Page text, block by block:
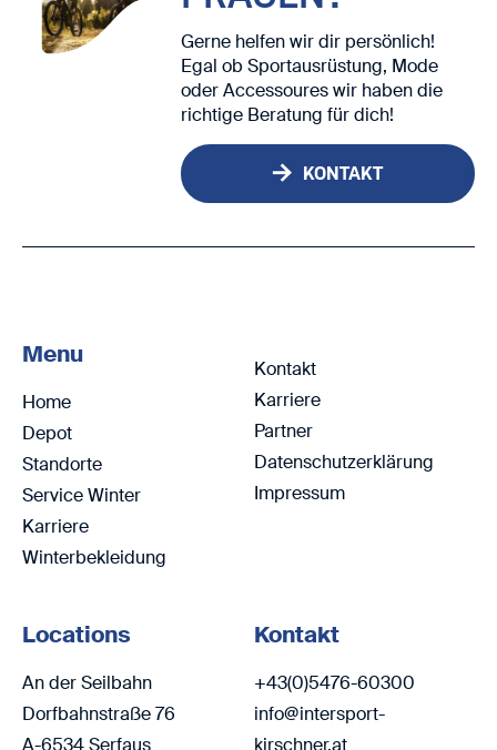
Gerne helfen wir dir persönlich!
Egal ob Sportausrüstung, Mode
oder Accessoures wir haben die
richtige Beratung für dich!
KONTAKT
Menu
Home
Depot
Standorte
Service Winter
Karriere
Winterbekleidung
Kontakt
Karriere
Partner
Datenschutzerklärung
Impressum
Locations
An der Seilbahn
Dorfbahnstraße 76
A-6534 Serfaus
Kontakt
+43(0)5476-60300
info@intersport-
kirschner.at